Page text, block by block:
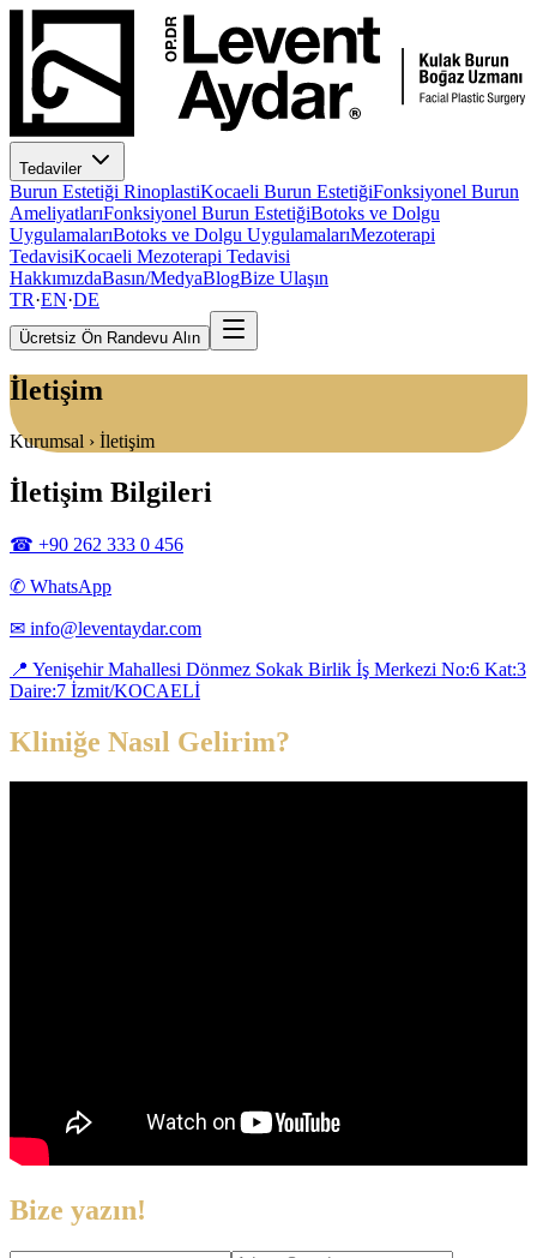
Tedaviler
Burun Estetiği RinoplastiKocaeli Burun EstetiğiFonksiyonel Burun
AmeliyatlarıFonksiyonel Burun EstetiğiBotoks ve Dolgu
UygulamalarıBotoks ve Dolgu UygulamalarıMezoterapi
TedavisiKocaeli Mezoterapi Tedavisi
HakkımızdaBasın/MedyaBlogBize Ulaşın
TR·EN·DE
Ücretsiz Ön Randevu Alın
İletişim
Kurumsal › İletişim
İletişim Bilgileri
☎ +90 262 333 0 456
✆ WhatsApp
✉ info@leventaydar.com
📍 Yenişehir Mahallesi Dönmez Sokak Birlik İş Merkezi No:6 Kat:3
Daire:7 İzmit/KOCAELİ
Kliniğe Nasıl Gelirim?
Bize yazın!